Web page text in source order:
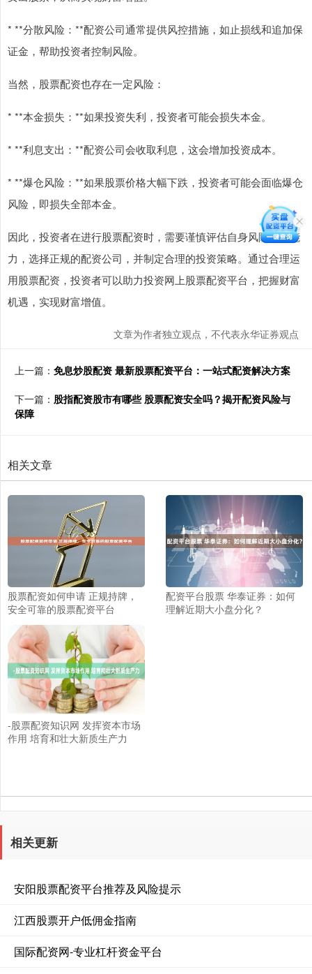
* **分散风险：**配资公司通常提供风控措施，如止损线和追加保
证金，帮助投资者控制风险。
当然，股票配资也存在一定风险：
* **本金损失：**如果投资失利，投资者可能会损失本金。
* **利息支出：**配资公司会收取利息，这会增加投资成本。
* **爆仓风险：**如果股票价格大幅下跌，投资者可能会面临爆仓
风险，即损失全部本金。
因此，投资者在进行股票配资时，需要谨慎评估自身风险承受能
力，选择正规的配资公司，并制定合理的投资策略。通过合理运
用股票配资，投资者可以助力投资网上股票配资平台，把握财富
机遇，实现财富增值。
文章为作者独立观点，不代表永华证券观点
上一篇： 免息炒股配资 最新股票配资平台：一站式配资解决方案
下一篇： 股指配资股市有哪些 股票配资安全吗？揭开配资风险与
保障
相关文章
股票配资如何申请 正规持牌，
安全可靠的股票配资平台
配资平台股票 华泰证券：如何
理解近期大小盘分化？
-股票配资知识网 发挥资本市场
作用 培育和壮大新质生产力
相关更新
安阳股票配资平台推荐及风险提示
江西股票开户低佣金指南
国际配资网-专业杠杆资金平台